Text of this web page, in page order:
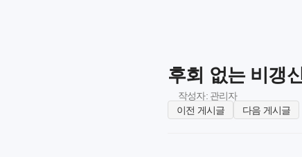
후회 없는 비갱
작성자: 관리자
이전 게시글
다음 게시글